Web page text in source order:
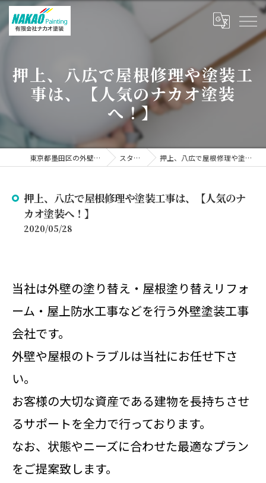
押上、八広で屋根修理や塗装工
事は、【人気のナカオ塗装
へ！】
東京都墨田区の外壁塗装なら有限会社ナカオ塗装 スタッフブログ 押上、八広で屋根修理や塗装工事は、【人気のナカオ塗装へ！】
押上、八広で屋根修理や塗装工事は、【人気のナ
カオ塗装へ！】
2020/05/28
当社は外壁の塗り替え・屋根塗り替えリフォ
ーム・屋上防水工事などを行う外壁塗装工事
会社です。
外壁や屋根のトラブルは当社にお任せ下さ
い。
お客様の大切な資産である建物を長持ちさせ
るサポートを全力で行っております。
なお、状態やニーズに合わせた最適なプラン
をご提案致します。